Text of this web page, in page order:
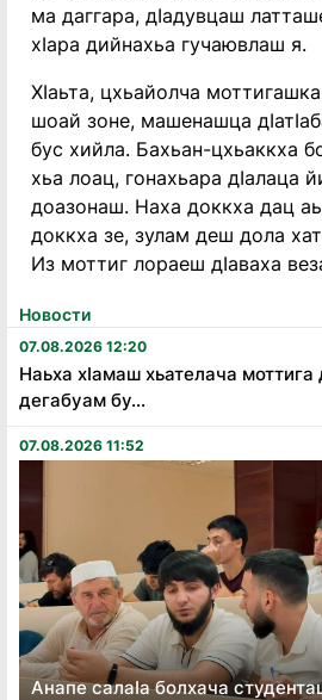
Новости
07.08.2026 12:20
Наьха хӏамаш хьателача
дегабуам бу...
07.08.2026 11:52
Анапе салаӏа болхача
ма даггара, дIадувцаш
хIара дийнахьа гучаювлаш я.
ХIаьта, цхьайолча
шоай зоне, машенашца
бус хийла. Бахьан-цхьаккха
хьа лоац, гонахьара дIалаца
доазонаш. Наха доккха дац
доккха зе, зулам деш дола
Из моттиг лораеш дIаваха